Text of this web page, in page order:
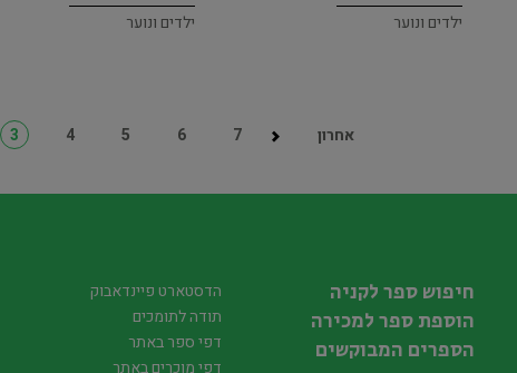
ילדים ונוער
ילדים ונוער
3 4 5 6 7 אחרון
חיפוש ספר לקניה
הוספת ספר למכירה
הספרים המבוקשים
הדסטארט פיינדאבוק
תודה לתומכים
דפי ספר באתר
דפי מוכרים באתר